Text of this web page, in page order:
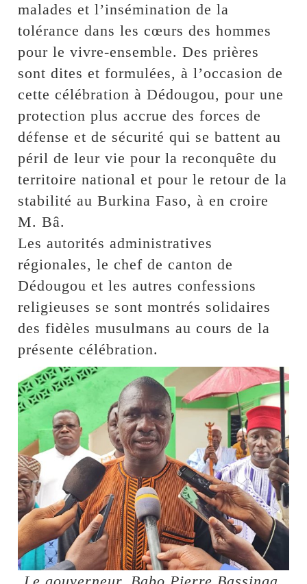
malades et l’insémination de la
tolérance dans les cœurs des hommes
pour le vivre-ensemble. Des prières
sont dites et formulées, à l’occasion de
cette célébration à Dédougou, pour une
protection plus accrue des forces de
défense et de sécurité qui se battent au
péril de leur vie pour la reconquête du
territoire national et pour le retour de la
stabilité au Burkina Faso, à en croire
M. Bâ.
Les autorités administratives
régionales, le chef de canton de
Dédougou et les autres confessions
religieuses se sont montrés solidaires
des fidèles musulmans au cours de la
présente célébration.